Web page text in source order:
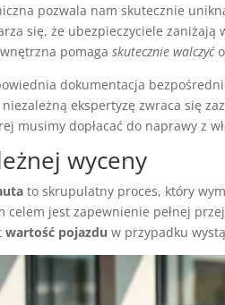
pozwala nam skutecznie
się, że ubezpieczyciele
pomagaskutecznie walczyćo
dokumentacja
ekspertyzę zwraca się
musimy dopłacać do naprawy z
wyceny
to skrupulatny proces, który
celem jest zapewnienie pełnej
wartość pojazdu w przypadku